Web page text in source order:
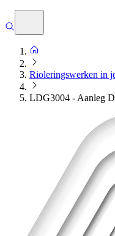
Rioleringswerken in
LDG3004 - Aanleg